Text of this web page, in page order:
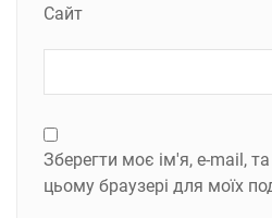
Сайт
Зберегти моє ім'я, e-mail,
цьому браузері для моїх